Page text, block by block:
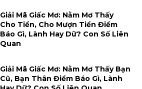
Giải Mã Giấc Mơ: Nằm Mơ Thấy
Cho Tiền, Cho Mượn Tiền Điềm
Báo Gì, Lành Hay Dữ? Con Số Liên
Quan
Giải Mã Giấc Mơ: Nằm Mơ Thấy Bạn
Cũ, Bạn Thân Điềm Báo Gì, Lành